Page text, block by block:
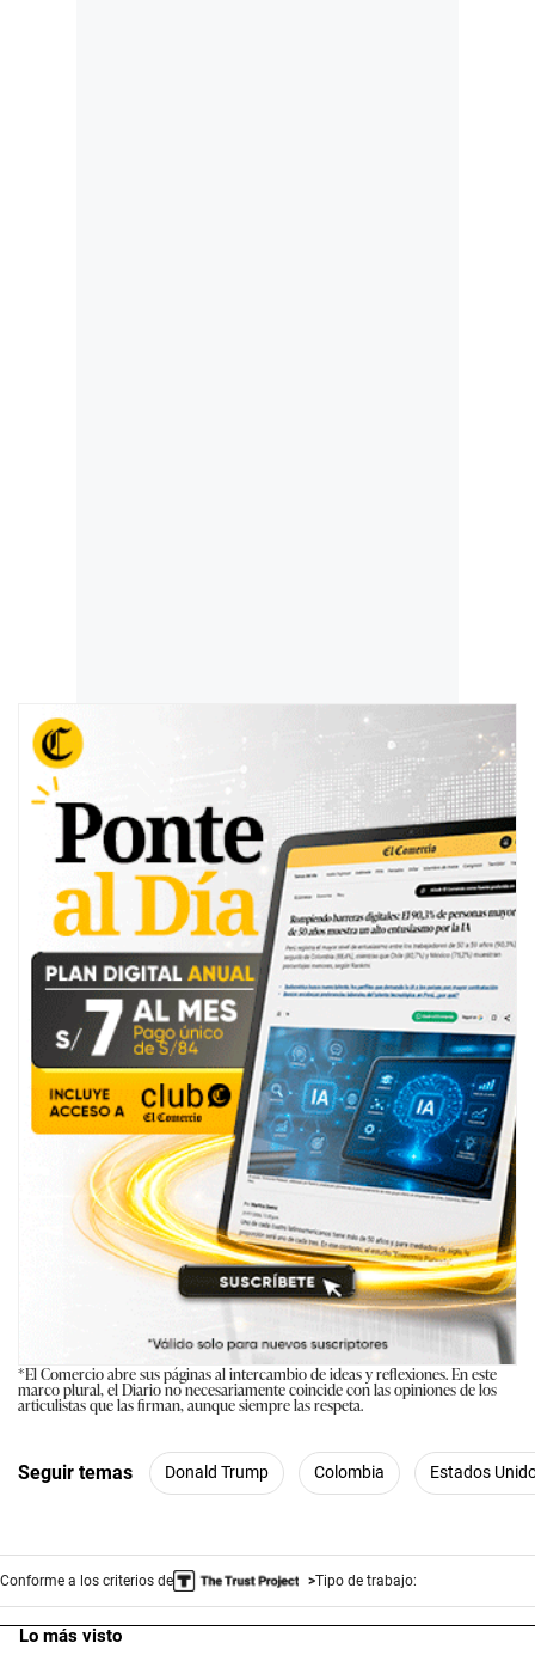
*El Comercio abre sus páginas al intercambio de ideas y reflexiones. En este
marco plural, el Diario no necesariamente coincide con las opiniones de los
articulistas que las firman, aunque siempre las respeta.
Seguir temas Donald Trump Colombia Estados
Conforme a los criterios de Tipo de trabajo:
Lo más visto